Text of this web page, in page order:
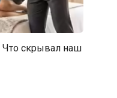
скрывал наш